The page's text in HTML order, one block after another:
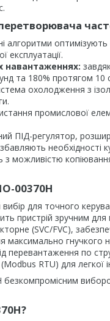
алгоритми
експлуатації.
навантаженнях:
та 180% протягом 10
охолодження з
промислової
ПІД-регулятор,
необхідності
з можливістю
00370H
для точного
пристрій зручним для
(SVC/FVC),
максимально гнучкого
перевантаження по
RTU) для легкої